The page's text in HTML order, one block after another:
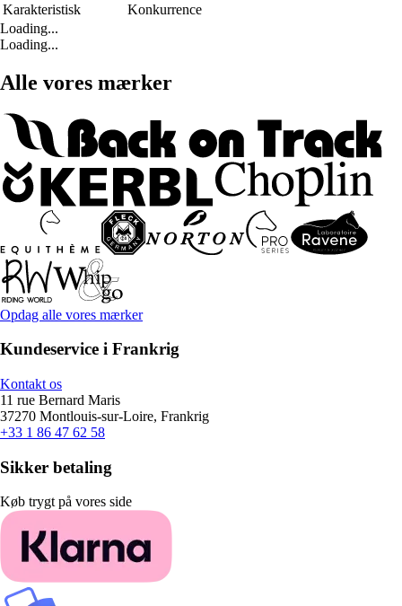
Karakteristisk
Konkurrence
Loading...
Loading...
Alle vores mærker
Opdag alle vores mærker
Kundeservice i Frankrig
Kontakt os
11 rue Bernard Maris
37270 Montlouis-sur-Loire, Frankrig
+33 1 86 47 62 58
Sikker betaling
Køb trygt på vores side